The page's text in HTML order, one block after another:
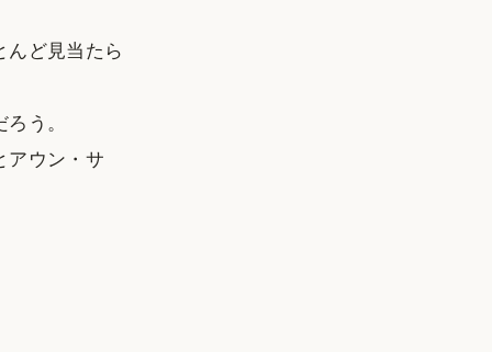
んど見当たら
う。
アウン・サ